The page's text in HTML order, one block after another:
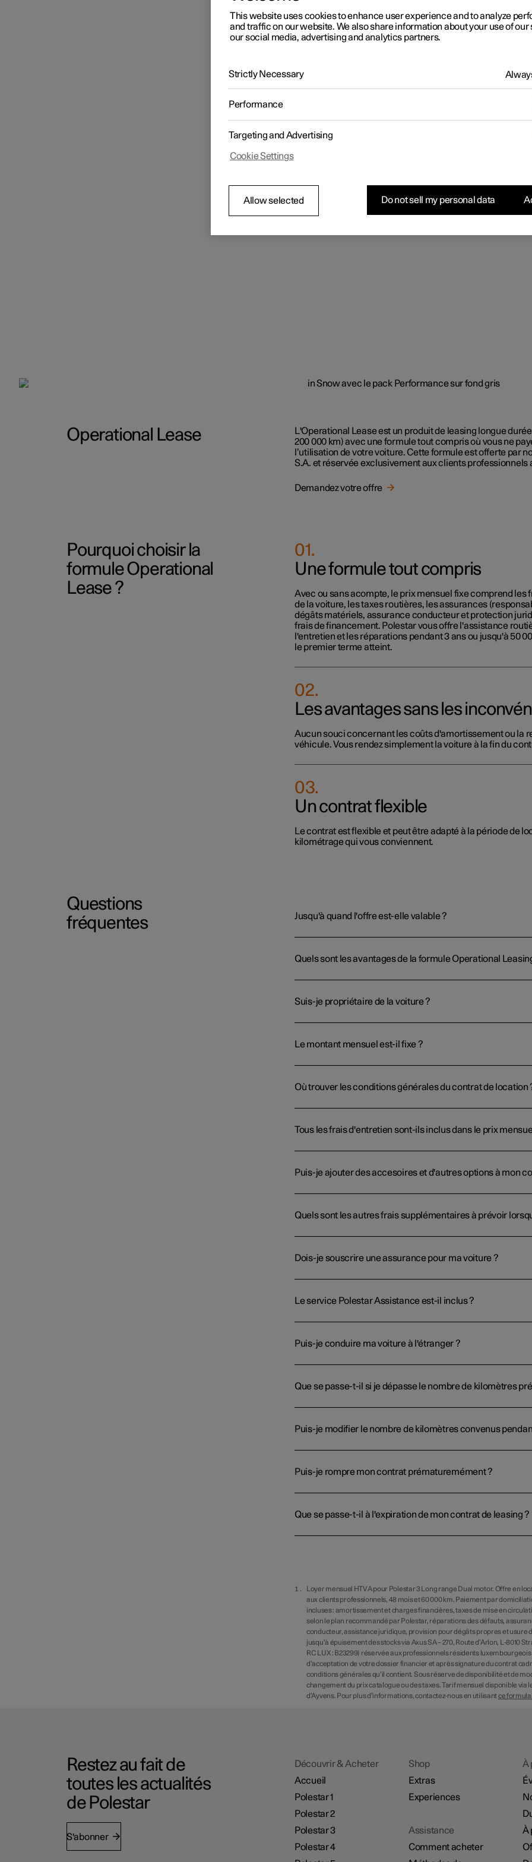
Configurer Demander votre offre
Operational Lease
L'Operational Lease est un produit de leasing longue
200 000 km)avec une formule tout comprisoù vous ne
l’utilisation de votre voiture. Cette formule est offerte par
S.A. et réservée exclusivement aux clients professionnels
Demandez votre offre
Pourquoi choisir la
formule Operational
Lease ?
01.
Une formule tout compris
Avec ou sans acompte, le prix mensuel fixe comprend les
de la voiture, les taxes routières, les assurances
dégâts matériels, assurance conducteur et protection
frais de financement. Polestar vous offre l'assistance
l'entretien et les réparations pendant 3 ans ou jusqu'à 50
le premier terme atteint.
02.
Les avantages sans les
Aucun souci concernant les coûts d'amortissement ou la
véhicule. Vous rendez simplement la voiture à la fin du
03.
Un contrat flexible
Le contrat est flexible et peut être adapté à la période de
kilométrage qui vous conviennent.
Questions
fréquentes
Jusqu'à quand l'offre est-elle valable ?
Quels sont les avantages de la formule Operational
Suis-je propriétaire de la voiture ?
Le montant mensuel est-il fixe ?
Où trouver les conditions générales du contrat de location
Tous les frais d'entretien sont-ils inclus dans le prix
Puis-je ajouter des accesoires et d'autres options à mon
Quels sont les autres frais supplémentaires à prévoir
Dois-je souscrire une assurance pour ma voiture ?
Le service Polestar Assistance est-il inclus ?
Puis-je conduire ma voiture à l'étranger ?
Que se passe-t-il si je dépasse le nombre de kilomètres
Puis-je modifier le nombre de kilomètres convenus
Puis-je rompre mon contrat prématuremément ?
Que se passe-t-il à l'expiration de mon contrat de leasing ?
Loyer mensuel HTVA pour Polestar 3 Long range Dual motor. Offre en
aux clients professionnels, 48 mois et 60 000 km. Paiement par
incluses : amortissement et charges financières, taxes de mise en
selon le plan recommandé par Polestar, réparations des défauts,
conducteur, assistance juridique, provision pour dégâts propres et usure
jusqu’à épuisement des stocks via Axus SA – 270, Route d’Arlon, L-8010
RC LUX : B23299) réservée aux professionnels résidents
d’acceptation de votre dossier financier et après signature du contrat
conditions générales qu’il contient. Sous réserve de disponibilité et de
changement du prix catalogue ou des taxes. Tarif mensuel disponible via
d’Ayvens. Pour plus d’informations, contactez-nous en utilisantce
Restez au fait de
toutes les actualités
de Polestar
S'abonner
Découvrir & Acheter
Accueil
Polestar 1
Polestar 2
Polestar 3
Polestar 4
Shop
Extras
Experiences
Assistance
Comment acheter
À
À
This website uses cookies to enhance user experience and to analyze
and traffic on our website. We also share information about your use of our
our social media, advertising and analytics partners.
Strictly Necessary
Performance
Targeting and Advertising
Cookie Settings
Allow selected Do not sell my personal data